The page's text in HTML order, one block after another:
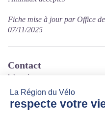
Fiche mise à jour par Office
07/11/2025
Contact
labrunie
Labrunie
15310 Freix-Anglards
Tél. 04 71 46 66 53